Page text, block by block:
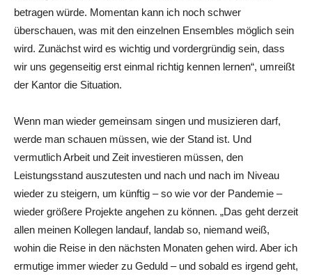
betragen würde. Momentan kann ich noch schwer
überschauen, was mit den einzelnen Ensembles möglich sein
wird. Zunächst wird es wichtig und vordergründig sein, dass
wir uns gegenseitig erst einmal richtig kennen lernen“, umreißt
der Kantor die Situation.
Wenn man wieder gemeinsam singen und musizieren darf,
werde man schauen müssen, wie der Stand ist. Und
vermutlich Arbeit und Zeit investieren müssen, den
Leistungsstand auszutesten und nach und nach im Niveau
wieder zu steigern, um künftig – so wie vor der Pandemie –
wieder größere Projekte angehen zu können. „Das geht derzeit
allen meinen Kollegen landauf, landab so, niemand weiß,
wohin die Reise in den nächsten Monaten gehen wird. Aber ich
ermutige immer wieder zu Geduld – und sobald es irgend geht,